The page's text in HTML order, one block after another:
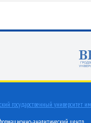
государственный университет